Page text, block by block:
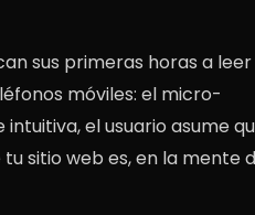
sus primeras horas a leer
móviles: el micro-
el usuario asume
sitio web es, en la mente